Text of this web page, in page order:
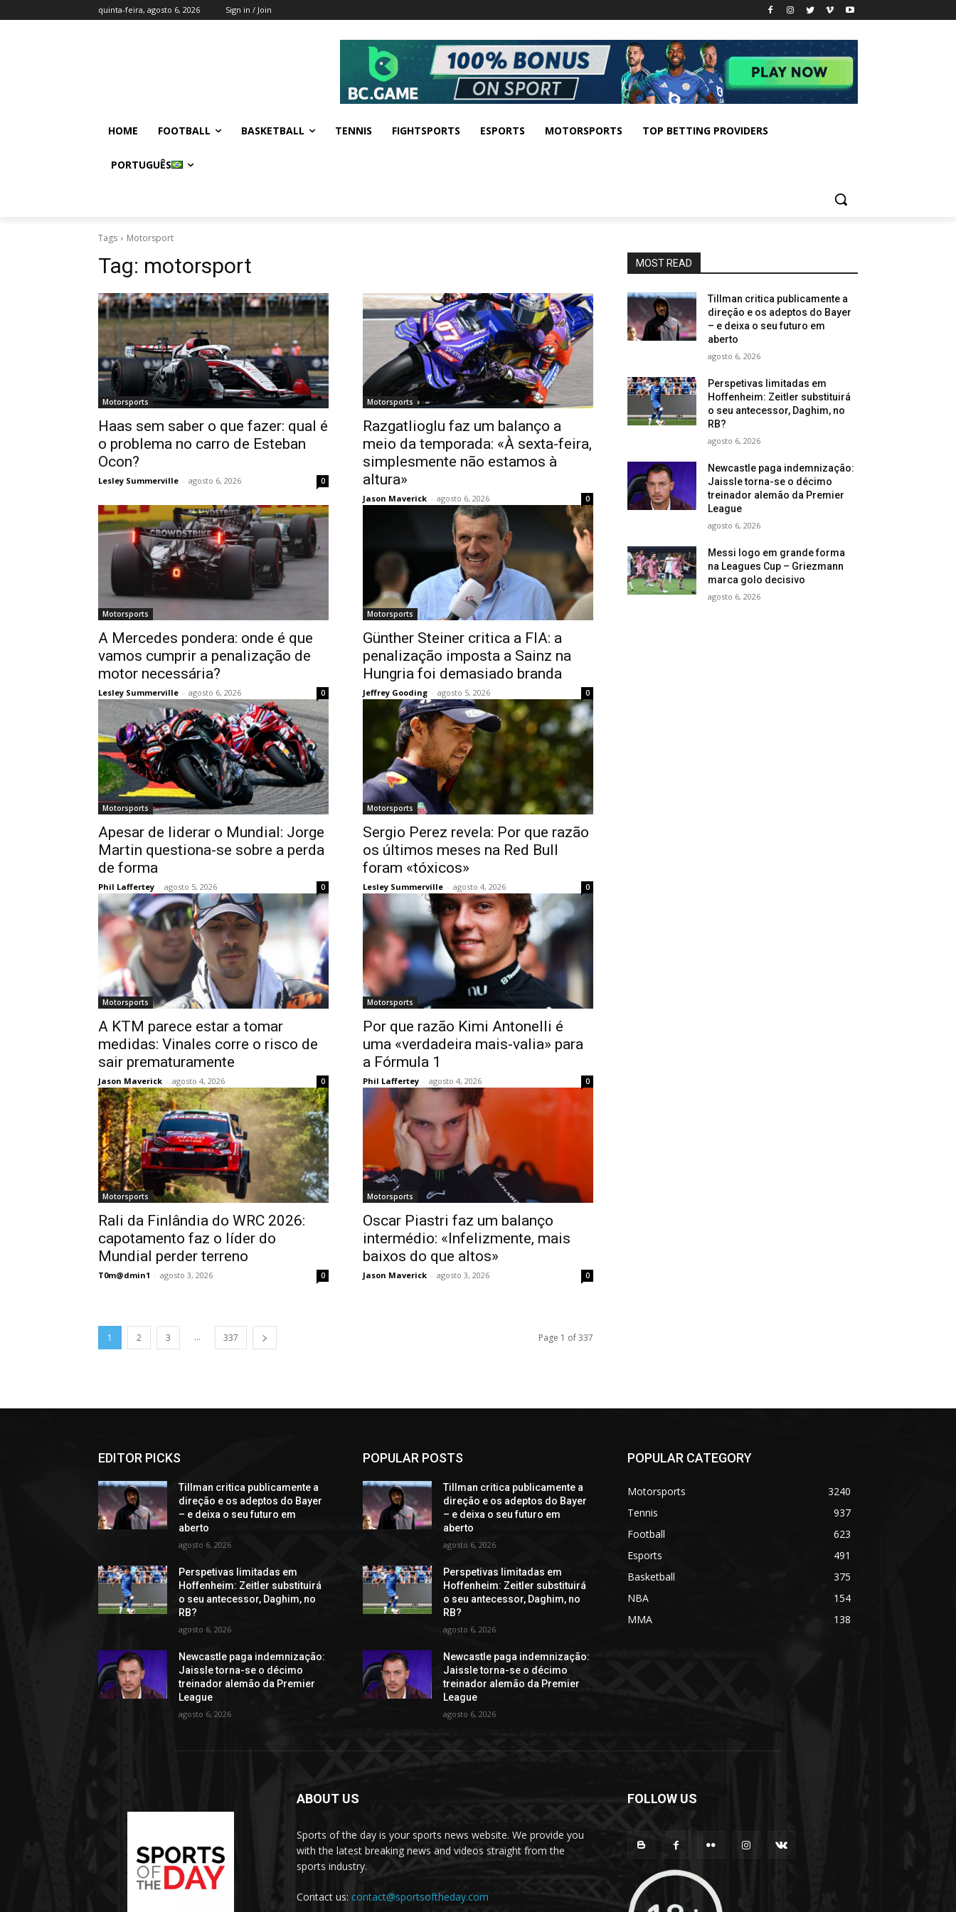
quinta-feira, agosto 6, 2026 Sign in / Join
HOME FOOTBALL BASKETBALL TENNIS FIGHTSPORTS ESPORTS MOTORSPORTS TOP BETTING PROVIDERS
PORTUGUÊS
Tags Motorsport
Tag: motorsport
Motorsports
Haas sem saber o que fazer: qual é
o problema no carro de Esteban
Ocon?
Lesley Summerville - agosto 6, 2026 0
Motorsports
Razgatlioglu faz um balanço a
meio da temporada: «À sexta-feira,
simplesmente não estamos à
altura»
Jason Maverick - agosto 6, 2026 0
Motorsports
A Mercedes pondera: onde é que
vamos cumprir a penalização de
motor necessária?
Lesley Summerville - agosto 6, 2026 0
Motorsports
Günther Steiner critica a FIA: a
penalização imposta a Sainz na
Hungria foi demasiado branda
Jeffrey Gooding - agosto 5, 2026 0
Motorsports
Apesar de liderar o Mundial: Jorge
Martin questiona-se sobre a perda
de forma
Phil Laffertey - agosto 5, 2026 0
Motorsports
Sergio Perez revela: Por que razão
os últimos meses na Red Bull
foram «tóxicos»
Lesley Summerville - agosto 4, 2026 0
Motorsports
A KTM parece estar a tomar
medidas: Vinales corre o risco de
sair prematuramente
Jason Maverick - agosto 4, 2026 0
Motorsports
Por que razão Kimi Antonelli é
uma «verdadeira mais-valia» para
a Fórmula 1
Phil Laffertey - agosto 4, 2026 0
Motorsports
Rali da Finlândia do WRC 2026:
capotamento faz o líder do
Mundial perder terreno
T0m@dmin1 - agosto 3, 2026 0
Motorsports
Oscar Piastri faz um balanço
intermédio: «Infelizmente, mais
baixos do que altos»
Jason Maverick - agosto 3, 2026 0
1 2 3 ... 337 Page 1 of 337
MOST READ
Tillman critica publicamente a
direção e os adeptos do Bayer
– e deixa o seu futuro em
aberto
agosto 6, 2026
Perspetivas limitadas em
Hoffenheim: Zeitler substituirá
o seu antecessor, Daghim, no
RB?
agosto 6, 2026
Newcastle paga indemnização:
Jaissle torna-se o décimo
treinador alemão da Premier
League
agosto 6, 2026
Messi logo em grande forma
na Leagues Cup – Griezmann
marca golo decisivo
agosto 6, 2026
EDITOR PICKS
Tillman critica publicamente a
direção e os adeptos do Bayer
– e deixa o seu futuro em
aberto
agosto 6, 2026
Perspetivas limitadas em
Hoffenheim: Zeitler substituirá
o seu antecessor, Daghim, no
RB?
agosto 6, 2026
Newcastle paga indemnização:
Jaissle torna-se o décimo
treinador alemão da Premier
League
agosto 6, 2026
POPULAR POSTS
Tillman critica publicamente a
direção e os adeptos do Bayer
– e deixa o seu futuro em
aberto
agosto 6, 2026
Perspetivas limitadas em
Hoffenheim: Zeitler substituirá
o seu antecessor, Daghim, no
RB?
agosto 6, 2026
Newcastle paga indemnização:
Jaissle torna-se o décimo
treinador alemão da Premier
League
agosto 6, 2026
POPULAR CATEGORY
Motorsports
3240
Tennis
937
Football
623
Esports
491
Basketball
375
NBA
154
MMA
138
ABOUT US
Sports of the day is your sports news website. We provide you
with the latest breaking news and videos straight from the
sports industry.
Contact us: contact@sportsoftheday.com
FOLLOW US